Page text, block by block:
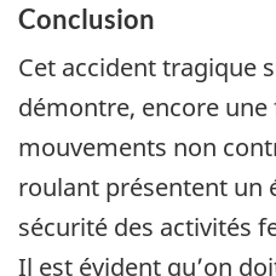
Conclusion
Cet accident tragique
démontre, encore une
mouvements non
roulant présentent un
sécurité des activités
Il est évident qu’on